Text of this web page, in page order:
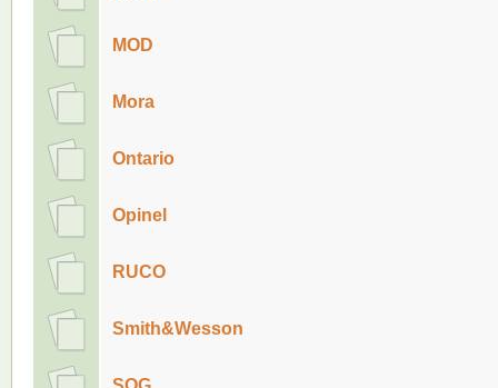
MOD
Mora
Ontario
Opinel
RUCO
Smith&Wesson